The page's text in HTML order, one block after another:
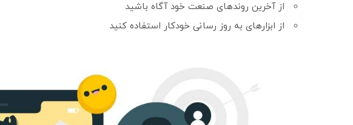
از آخرین روندهای صنعت خود آگاه باشید
از ابزارهای به روز رسانی خودکار استفاده کنید